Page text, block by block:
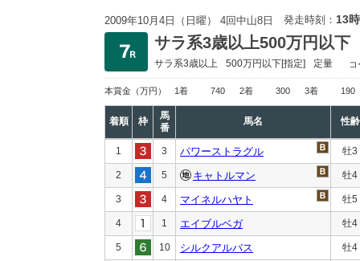
2009年10月4日（日曜） 4回中山8日 発走時刻： 13
サラ系3歳以上500万円以下
サラ系3歳以上 500万円以下[指定] 定量
本賞金 （万円） 1着 740 2着 300 3着 190
着順 枠
馬
番
馬名 性齢
1 3 パワーストラグル 牡3
2 5 キャトルマン 牡4
3 4 マイネルハヤト 牡5
4 1 エイブルベガ 牡4
5 10 シルクアルバス 牡4